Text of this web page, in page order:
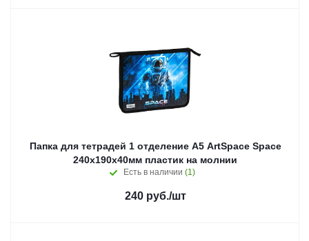
Папка для тетрадей 1 отделение А5 ArtSpace Space
240х190х40мм пластик на молнии
Есть в наличии (1)
240руб./шт